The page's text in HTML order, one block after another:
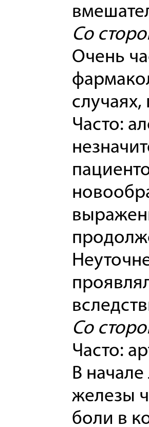
Со
Очень
Часто:
Со
Часто:
В
железы
боли в